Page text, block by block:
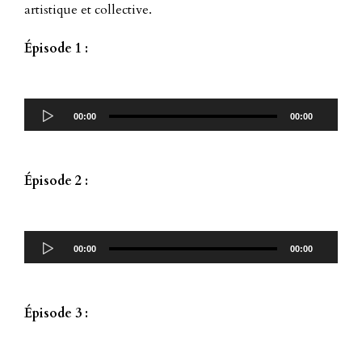
artistique et collective.
Épisode 1 :
audio
00:00 00:00
Épisode 2 :
audio
00:00 00:00
Épisode 3 :